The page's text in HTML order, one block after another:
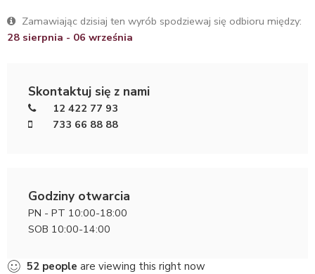
Zamawiając dzisiaj ten wyrób spodziewaj się odbioru między:
28 sierpnia - 06 września
Skontaktuj się z nami
12 422 77 93
733 66 88 88
Godziny otwarcia
PN - PT 10:00-18:00
SOB 10:00-14:00
52 people are viewing this right now